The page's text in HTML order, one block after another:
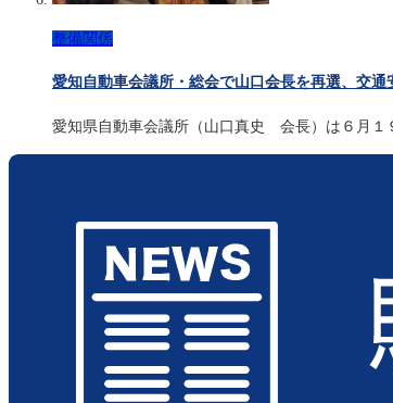
整備関係
愛知自動車会議所・総会で山口会長を再選、交通
愛知県自動車会議所（山口真史 会長）は６月１